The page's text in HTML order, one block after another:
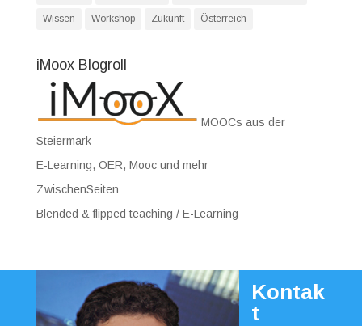
Wissen Workshop Zukunft Österreich
iMoox Blogroll
MOOCs aus der
Steiermark
E-Learning, OER, Mooc und mehr
ZwischenSeiten
Blended & flipped teaching / E-Learning
Kontak
t